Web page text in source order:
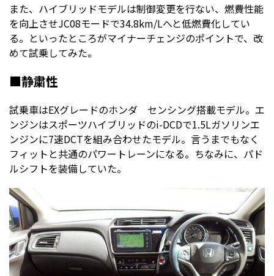
また、ハイブリッドモデルは制御変更を行ない、燃費性能
を向上させJC08モードで34.8km/Lへと低燃費化してい
る。といったところがマイナーチェンジのポイントで、改
めて試乗してみた。
■静粛性
試乗車はEXグレードのホンダ センシング搭載モデル。エ
ンジンはスポーツハイブリッドのi-DCDで1.5Lガソリンエ
ンジンに7速DCTを組み合わせたモデル。言うまでもなく
フィットと共通のパワートレーンになる。ちなみに、パド
ルシフトを装備していた。